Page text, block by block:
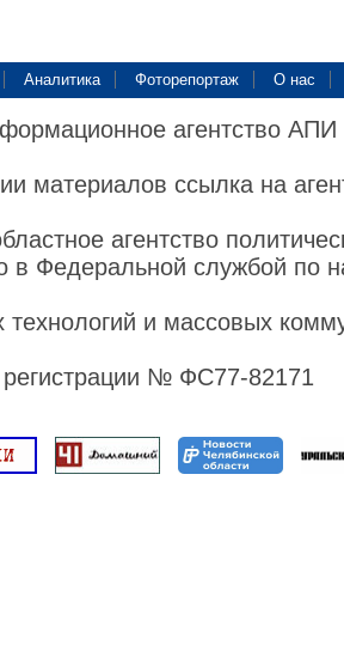
Аналитика Фоторепортаж О нас
агентство
материалов ссылка на
агентство
в Федеральной службой по
и массовых
регистрации № ФС77-82171